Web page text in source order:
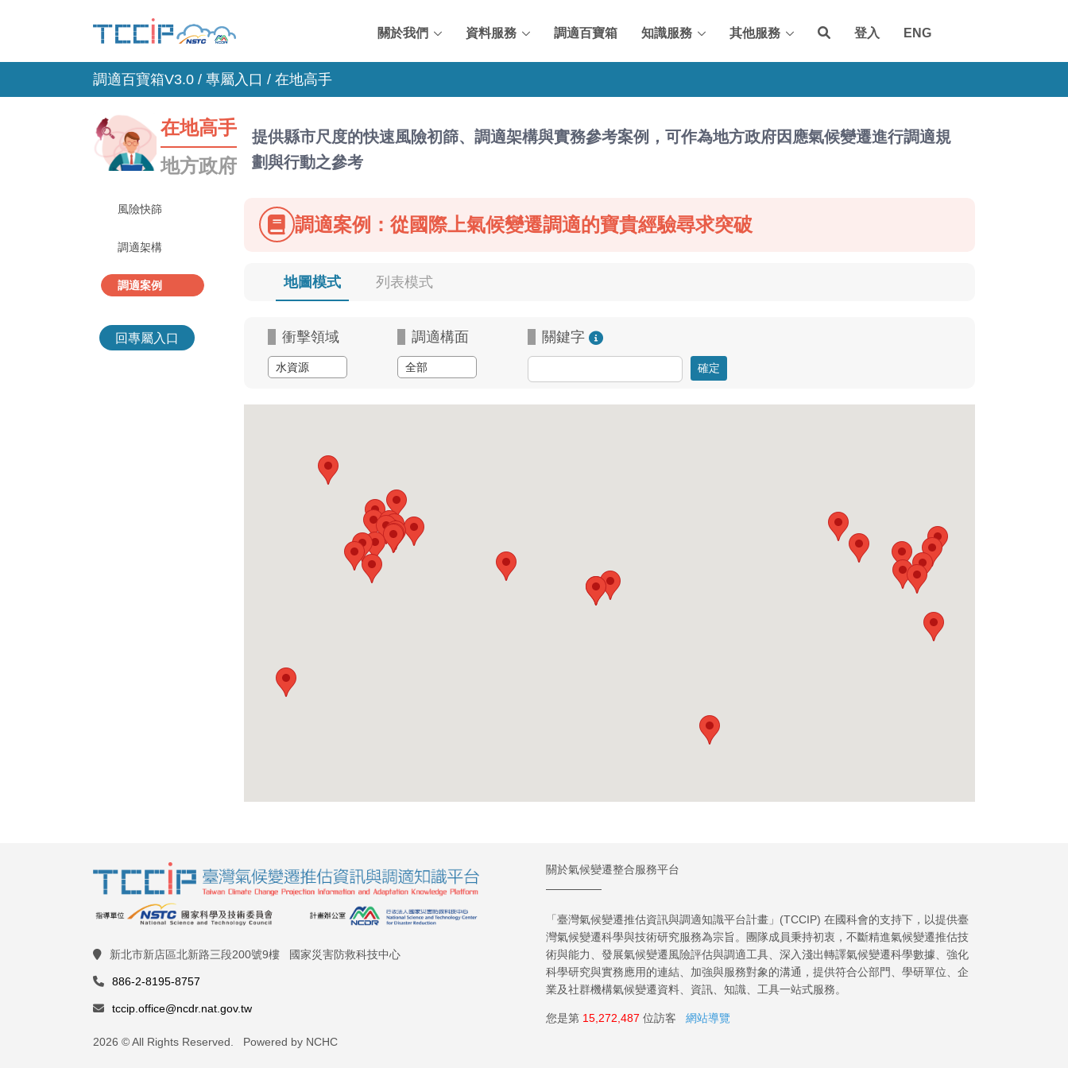
關於我們 資料服務 調適百寶箱 知識服務 其他服務 登入 ENG
調適百寶箱V3.0 / 專屬入口 / 在地高手
在地高手
地方政府
提供縣市尺度的快速風險初篩、調適架構與實務參考案例，可作為地方政府因應氣候變遷進行調適規
劃與行動之參考
風險快篩
調適架構
調適案例
回專屬入口
調適案例：從國際上氣候變遷調適的寶貴經驗尋求突破
地圖模式 列表模式
衝擊領域 調適構面 關鍵字
新北市新店區北新路三段200號9樓 國家災害防救科技中心
886-2-8195-8757
tccip.office@ncdr.nat.gov.tw
2026 © All Rights Reserved. Powered by NCHC
關於氣候變遷整合服務平台
「臺灣氣候變遷推估資訊與調適知識平台計畫」(TCCIP) 在國科會的支持下，以提供臺
灣氣候變遷科學與技術研究服務為宗旨。團隊成員秉持初衷，不斷精進氣候變遷推估技
術與能力、發展氣候變遷風險評估與調適工具、深入淺出轉譯氣候變遷科學數據、強化
科學研究與實務應用的連結、加強與服務對象的溝通，提供符合公部門、學研單位、企
業及社群機構氣候變遷資料、資訊、知識、工具一站式服務。
您是第 15,272,487 位訪客 網站導覽